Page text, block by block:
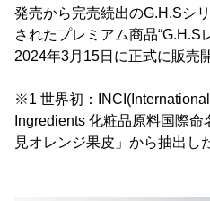
発売から完売続出のG.H.Sシ
されたプレミアム商品“G.H.S
2024年3月15日に正式に販売
※1 世界初：
Ingredients 化粧品原料国際
見オレンジ果皮」から抽出し